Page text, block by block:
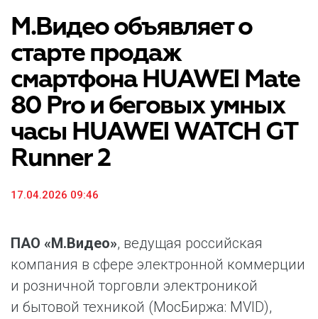
М.Видео объявляет о
старте продаж
смартфона HUAWEI Mate
80 Pro и беговых умных
часы HUAWEI WATCH GT
Runner 2
17.04.2026 09:46
ПАО «М.Видео», ведущая российская
компания в сфере электронной коммерции
и розничной торговли электроникой
и бытовой техникой (МосБиржа: MVID),